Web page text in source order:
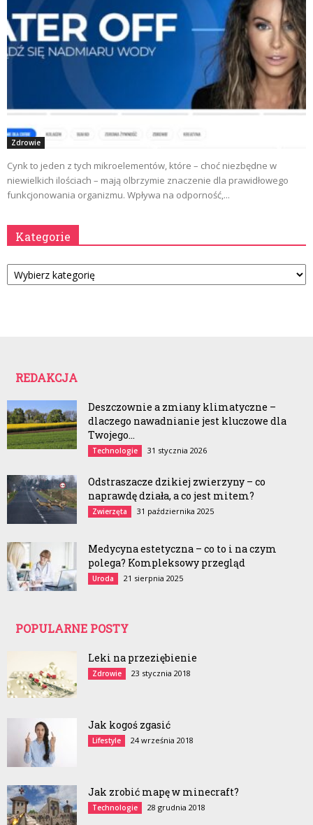
Zdrowie
Cynk to jeden z tych mikroelementów, które – choć niezbędne w
niewielkich ilościach – mają olbrzymie znaczenie dla prawidłowego
funkcjonowania organizmu. Wpływa na odporność,...
Kategorie
Kategorie
REDAKCJA
Deszczownie a zmiany klimatyczne –
dlaczego nawadnianie jest kluczowe dla
Twojego...
Technologie 31 stycznia 2026
Odstraszacze dzikiej zwierzyny – co
naprawdę działa, a co jest mitem?
Zwierzęta 31 października 2025
Medycyna estetyczna – co to i na czym
polega? Kompleksowy przegląd
Uroda 21 sierpnia 2025
POPULARNE POSTY
Leki na przeziębienie
Zdrowie 23 stycznia 2018
Jak kogoś zgasić
Lifestyle 24 września 2018
Jak zrobić mapę w minecraft?
Technologie 28 grudnia 2018